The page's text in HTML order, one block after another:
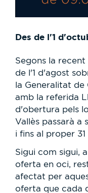
Des de l'1
Segons la
de l'1 d'agost
la Generalitat
amb la referida
d'obertura pels
Vallès passarà a
i fins al proper 31
Sigui com sigui,
oferta en oci,
afectat per
oferta que cada